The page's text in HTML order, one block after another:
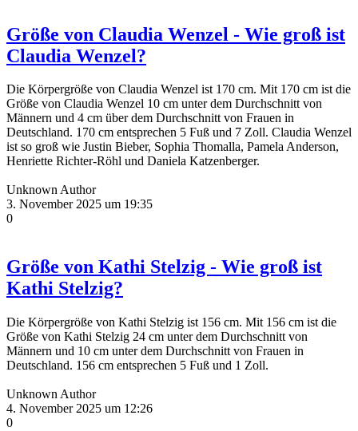
Größe von Claudia Wenzel - Wie groß ist
Claudia Wenzel?
Die Körpergröße von Claudia Wenzel ist 170 cm. Mit 170 cm ist die
Größe von Claudia Wenzel 10 cm unter dem Durchschnitt von
Männern und 4 cm über dem Durchschnitt von Frauen in
Deutschland. 170 cm entsprechen 5 Fuß und 7 Zoll. Claudia Wenzel
ist so groß wie Justin Bieber, Sophia Thomalla, Pamela Anderson,
Henriette Richter-Röhl und Daniela Katzenberger.
Unknown Author
3. November 2025 um 19:35
0
Größe von Kathi Stelzig - Wie groß ist
Kathi Stelzig?
Die Körpergröße von Kathi Stelzig ist 156 cm. Mit 156 cm ist die
Größe von Kathi Stelzig 24 cm unter dem Durchschnitt von
Männern und 10 cm unter dem Durchschnitt von Frauen in
Deutschland. 156 cm entsprechen 5 Fuß und 1 Zoll.
Unknown Author
4. November 2025 um 12:26
0